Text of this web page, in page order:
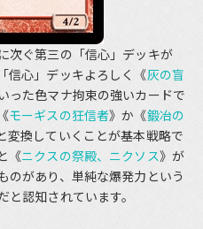
次ぐ第三の「信心」デッキが
信心」デッキよろしく《灰の盲
った色マナ拘束の強いカードで
モーギスの狂信者》か《鍛冶の
変換していくことが基本戦略で
《ニクスの祭殿、ニクソス》が
のがあり、単純な爆発力という
認知されています。